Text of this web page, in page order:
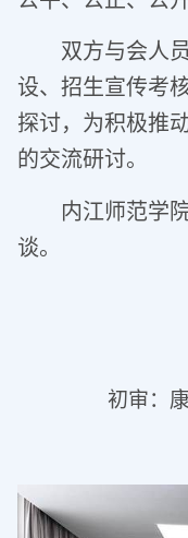
双方与会人
设、招生宣传考
探讨，为积极推
的交流研讨。
内江师范学
谈。
初审：